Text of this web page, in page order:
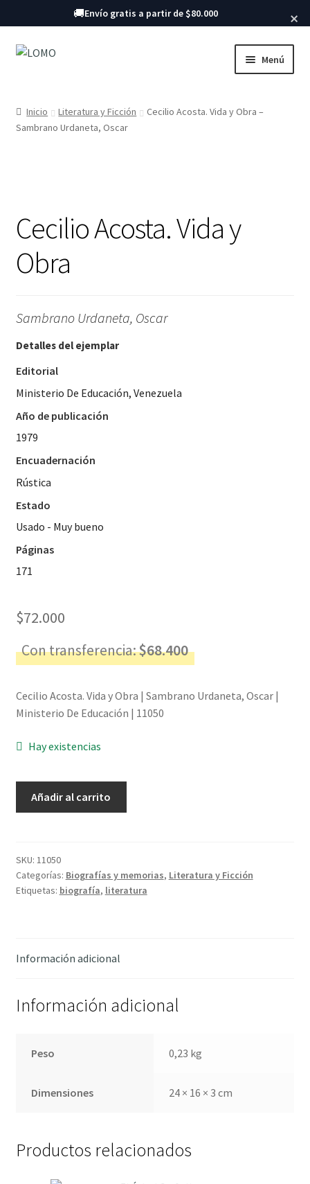
Buscar libros
🚚Envío gratis a partir de $80.000 ×
Ir
Ir
Menú
Libros
Inicio Literatura y Ficción
Cecilio Acosta. Vida y Obra –
Sambrano Urdaneta, Oscar
Cecilio Acosta. Vida y
Obra
Sambrano Urdaneta, Oscar
Detalles del ejemplar
Editorial
Ministerio De Educación, Venezuela
Año de publicación
1979
Encuadernación
Rústica
Estado
Usado - Muy bueno
Páginas
171
$72.000
Con transferencia:$68.400
Cecilio Acosta. Vida y Obra | Sambrano Urdaneta, Oscar |
Ministerio De Educación | 11050
Hay existencias
Obra
-
Sambrano
Añadir al carrito
SKU: 11050
Categorías: Biografías y memorias, Literatura y Ficción
Etiquetas: biografía, literatura
Información adicional
Información adicional
Peso 0,23 kg
Dimensiones 24 × 16 × 3 cm
Productos relacionados